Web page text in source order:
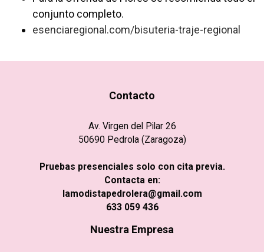
conjunto completo.
esenciaregional.com/bisuteria-traje-regional
Contacto
Av. Virgen del Pilar 26
50690 Pedrola (Zaragoza)
Pruebas presenciales solo con cita previa.
Contacta en:
lamodistapedrolera@gmail.com
633 059 436
Nuestra Empresa